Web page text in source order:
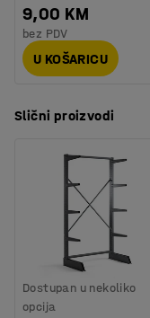
9,00 KM
bez PDV
U KOŠARICU
Slični proizvodi
Dostupan u nekoliko
opcija